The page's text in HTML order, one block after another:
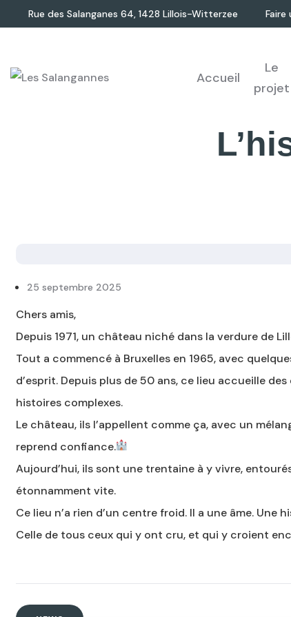
Rue des Salanganes 64, 1428 Lillois-Witterzee Faire
Accueil
Le
projet
25 septembre 2025
Chers amis,
Depuis 1971, un château niché dans la verdure de
Tout a commencé à Bruxelles en 1965, avec
d’esprit. Depuis plus de 50 ans, ce lieu accueille
histoires complexes.
Le château, ils l’appellent comme ça, avec un
reprend confiance.
Aujourd’hui, ils sont une trentaine à y vivre,
étonnamment vite.
Ce lieu n’a rien d’un centre froid. Il a une âme. Une
Celle de tous ceux qui y ont cru, et qui y croient